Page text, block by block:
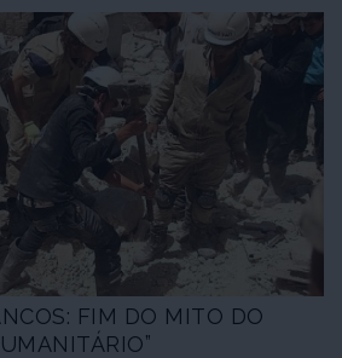
em torno do falecimento
pelas suas ligações a
o MI6 britânico, e
FIM DO MITO DO